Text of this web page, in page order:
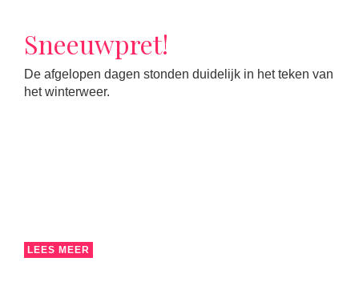
Sneeuwpret!
De afgelopen dagen stonden duidelijk in het teken van
het winterweer.
LEES MEER